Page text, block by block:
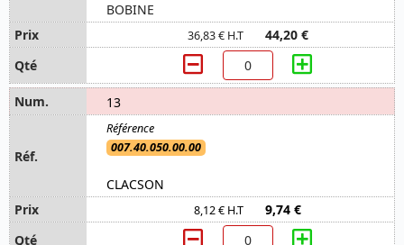
BOBINE
36,83 € H.T 44,20 €
13
007.40.050.00.00
CLACSON
8,12 € H.T 9,74 €